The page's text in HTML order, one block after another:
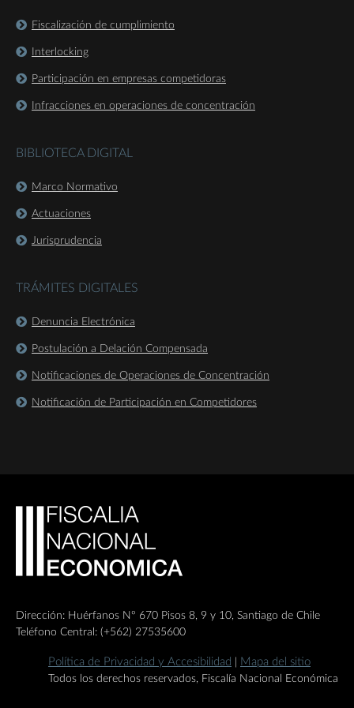
Fiscalización de cumplimiento
Interlocking
Participación en empresas competidoras
Infracciones en operaciones de concentración
BIBLIOTECA DIGITAL
Marco Normativo
Actuaciones
Jurisprudencia
TRÁMITES DIGITALES
Denuncia Electrónica
Postulación a Delación Compensada
Notificaciones de Operaciones de Concentración
Notificación de Participación en Competidores
Dirección: Huérfanos Nº 670 Pisos 8, 9 y 10, Santiago de Chile
Teléfono Central: (+562) 27535600
Política de Privacidad y Accesibilidad Mapa del sitio
Todos los derechos reservados, Fiscalía Nacional Económica